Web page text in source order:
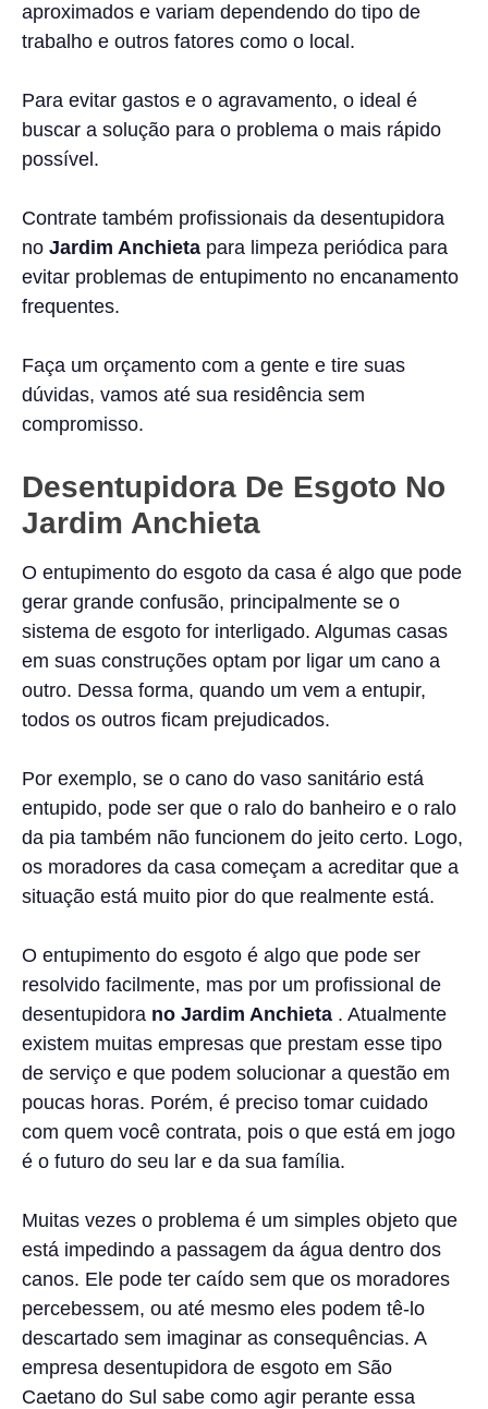
aproximados e variam dependendo do tipo de
trabalho e outros fatores como o local.
Para evitar gastos e o agravamento, o ideal é
buscar a solução para o problema o mais rápido
possível.
Contrate também profissionais da desentupidora
no Jardim Anchieta para limpeza periódica para
evitar problemas de entupimento no encanamento
frequentes.
Faça um orçamento com a gente e tire suas
dúvidas, vamos até sua residência sem
compromisso.
Desentupidora De Esgoto No
Jardim Anchieta
O entupimento do esgoto da casa é algo que pode
gerar grande confusão, principalmente se o
sistema de esgoto for interligado. Algumas casas
em suas construções optam por ligar um cano a
outro. Dessa forma, quando um vem a entupir,
todos os outros ficam prejudicados.
Por exemplo, se o cano do vaso sanitário está
entupido, pode ser que o ralo do banheiro e o ralo
da pia também não funcionem do jeito certo. Logo,
os moradores da casa começam a acreditar que a
situação está muito pior do que realmente está.
O entupimento do esgoto é algo que pode ser
resolvido facilmente, mas por um profissional de
desentupidora no Jardim Anchieta . Atualmente
existem muitas empresas que prestam esse tipo
de serviço e que podem solucionar a questão em
poucas horas. Porém, é preciso tomar cuidado
com quem você contrata, pois o que está em jogo
é o futuro do seu lar e da sua família.
Muitas vezes o problema é um simples objeto que
está impedindo a passagem da água dentro dos
canos. Ele pode ter caído sem que os moradores
percebessem, ou até mesmo eles podem tê-lo
descartado sem imaginar as consequências. A
empresa desentupidora de esgoto em São
Caetano do Sul sabe como agir perante essa